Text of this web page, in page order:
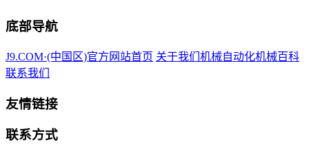
底部导航
J9.COM·(中国区)官方网站首页 关于我们 机械自动化机械百科
联系我们
友情链接
联系方式